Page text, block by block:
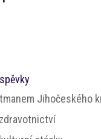
Jihočeského